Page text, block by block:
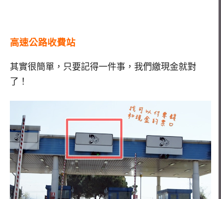
高速公路收費站
其實很簡單，只要記得一件事，我們繳現金就對
了！